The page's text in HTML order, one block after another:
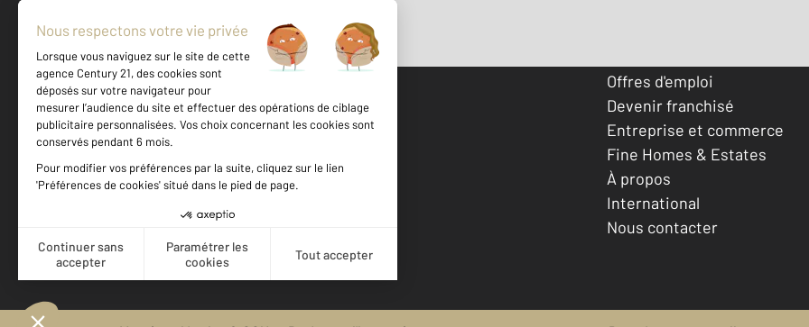
500 m ©Mappy
Votre agence est notée
Achat
Location
Offres d'emploi
Devenir franchisé
Entreprise et commerce
Fine Homes & Estates
À propos
International
Nous contacter